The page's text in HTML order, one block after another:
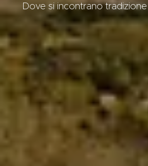
Dove si incontrano